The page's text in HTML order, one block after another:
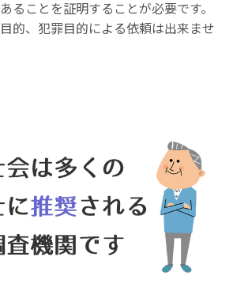
ることを証明することが必要です。
的、犯罪目的による依頼は出来ませ